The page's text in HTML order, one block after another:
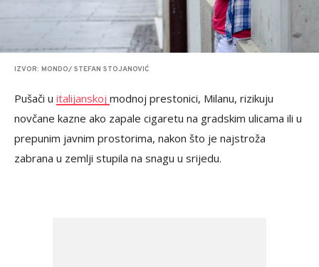
IZVOR: MONDO/ STEFAN STOJANOVIĆ
Pušači u italijanskoj modnoj prestonici, Milanu, rizikuju
novčane kazne ako zapale cigaretu na gradskim ulicama ili u
prepunim javnim prostorima, nakon što je najstroža
zabrana u zemlji stupila na snagu u srijedu.